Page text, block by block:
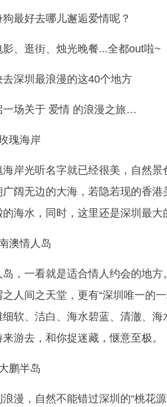
狗最好去哪儿邂逅爱情呢？
影、逛街、烛光晚餐...全都out啦~
去深圳最浪漫的这40个地方
一场关于 爱情 的浪漫之旅…
瑰海岸
海岸光听名字就已经很美，自然
广阔无边的大海，若隐若现的香
海水，同时，这里还是深圳最大
澳情人岛
岛，一看就是适合情人约会的地
人间之天堂，更有“深圳唯一的
细软、洁白、海水碧蓝、清澈、
游去，和你捉迷藏，惬意至极。
鹏半岛
浪漫，自然不能错过深圳的“桃花